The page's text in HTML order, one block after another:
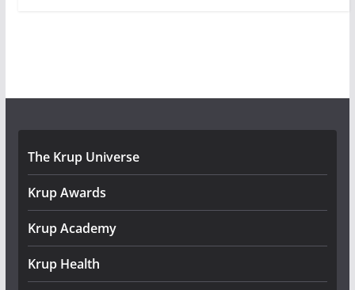
The Krup Universe
Krup Awards
Krup Academy
Krup Health